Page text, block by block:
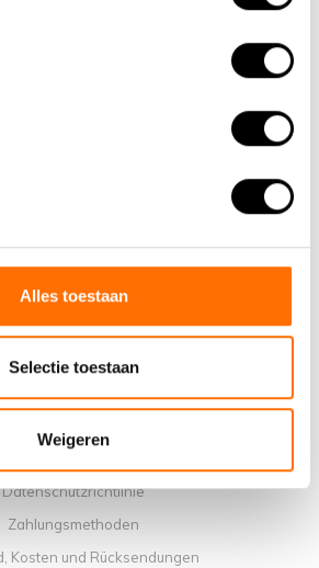
Alles toestaan
Selectie toestaan
Weigeren
Verkaufsstellen
Kontakt
Workshop-Kalender
Datenschutzrichtlinie
Zahlungsmethoden
Kosten und Rücksendungen